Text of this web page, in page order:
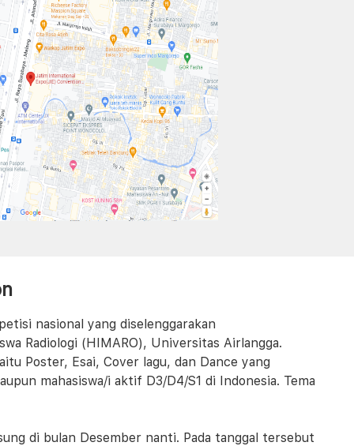
nasional yang diselenggarakan
Radiologi (HIMARO), Universitas Airlangga.
Poster, Esai, Cover lagu, dan Dance yang
mahasiswa/i aktif D3/D4/S1 di Indonesia. Tema
di bulan Desember nanti. Pada tanggal tersebut